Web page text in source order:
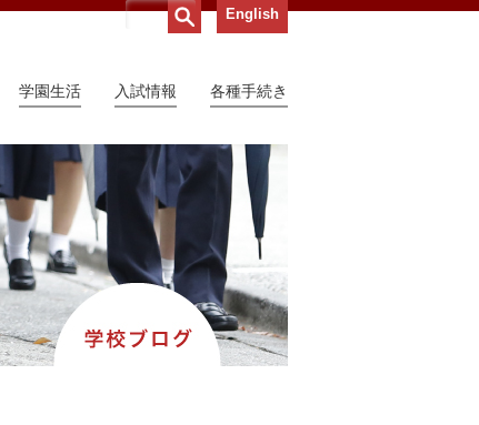
English
学園生活 入試情報 各種手続き